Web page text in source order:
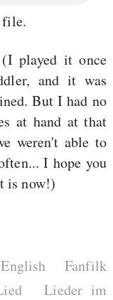
file.
played it once
and it was
But I had no
at hand at that
weren't able to
I hope you
is now!)
English
Fanfilk
Lieder im